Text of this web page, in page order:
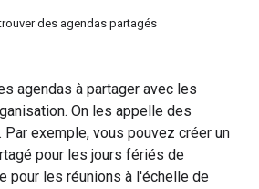
des agendas partagés
agendas à partager avec les
On les appelle des
. Par exemple, vous pouvez créer un
pour les jours fériés de
pour les réunions à l'échelle de